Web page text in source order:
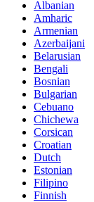
Albanian
Amharic
Armenian
Azerbaijani
Belarusian
Bengali
Bosnian
Bulgarian
Cebuano
Chichewa
Corsican
Croatian
Dutch
Estonian
Filipino
Finnish